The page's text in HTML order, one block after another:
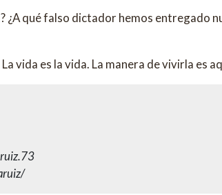
¿A qué falso dictador hemos
vida es la vida. La manera de vivirla es